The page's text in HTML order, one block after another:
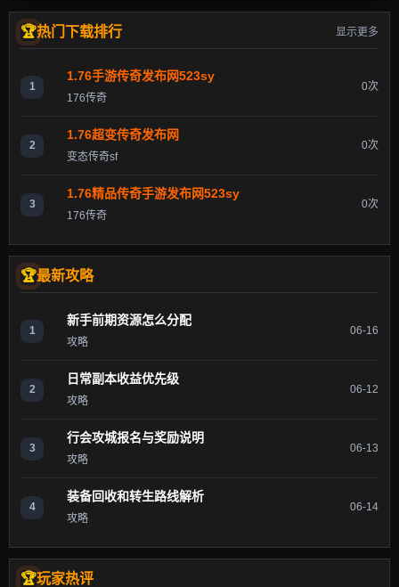
热门下载排行 显示更多
1
1.76手游传奇发布网523sy
176传奇
0次
2
1.76超变传奇发布网
变态传奇sf
0次
3
1.76精品传奇手游发布网523sy
176传奇
0次
最新攻略
1
新手前期资源怎么分配
攻略
06-16
2
日常副本收益优先级
攻略
06-12
3
行会攻城报名与奖励说明
攻略
06-13
4
装备回收和转生路线解析
攻略
06-14
玩家热评